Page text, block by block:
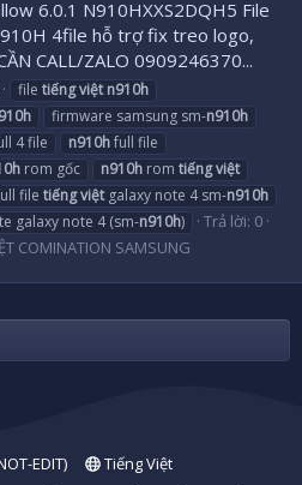
6.0.1 N910HXXS2DQH5 File
4file hỗ trợ fix treo logo,
CALL/ZALO 0909246370...
file tiếngviệt n910h
firmware samsung sm-n910h
4 file n910hfull file
rom gốc n910h rom tiếngviệt
file tiếngviệtgalaxy note 4 sm-n910h
galaxy note 4 (sm-n910h)
Trả lời: 0
COMINATION SAMSUNG
EDIT)
Tiếng Việt